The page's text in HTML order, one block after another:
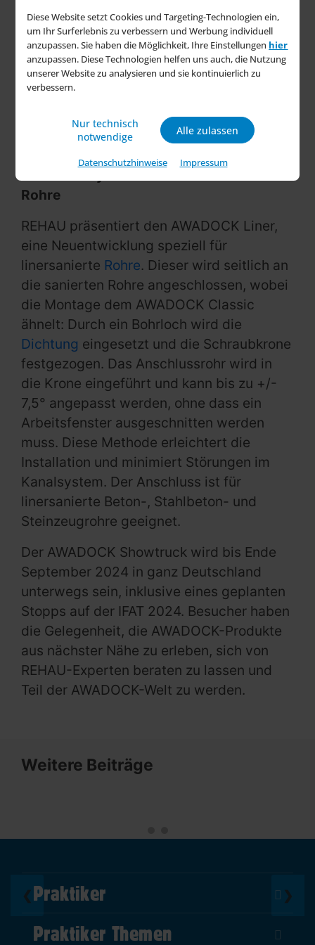
Diese Website setzt Cookies und Targeting-Technologien ein,
um Ihr Surferlebnis zu verbessern und Werbung individuell
anzupassen. Sie haben die Möglichkeit, Ihre Einstellungen hier
anzupassen. Diese Technologien helfen uns auch, die Nutzung
unserer Website zu analysieren und sie kontinuierlich zu
verbessern.
Nur technisch
notwendige
Alle zulassen
Datenschutzhinweise Impressum
Beton, Steinzeug und Verbundrohre.
Für die Kunden und Interessenten ist dies
eine praktische Erfahrung, bei der sie die
Produkte nicht nur anfassen und
montieren können. Direkt vor Ort können
sie Fragen an das erfahrene Team stellen.
Rohre
REHAU präsentiert den AWADOCK Liner,
eine Neuentwicklung speziell für
linersanierte Rohre. Dieser wird seitlich an
die sanierten Rohre angeschlossen, wobei
die Montage dem AWADOCK Classic
ähnelt: Durch ein Bohrloch wird die
Dichtung eingesetzt und die Schraubkrone
festgezogen. Das Anschlussrohr wird in
die Krone eingeführt und kann bis zu +/-
7,5° angepasst werden, ohne dass ein
Arbeitsfenster ausgeschnitten werden
muss. Diese Methode erleichtert die
Installation und minimiert Störungen im
Kanalsystem. Der Anschluss ist für
linersanierte Beton-, Stahlbeton- und
Steinzeugrohre geeignet.
Der AWADOCK Showtruck wird bis Ende
September 2024 in ganz Deutschland
unterwegs sein, inklusive eines geplanten
Stopps auf der IFAT 2024. Besucher haben
die Gelegenheit, die AWADOCK-Produkte
aus nächster Nähe zu erleben, sich von
REHAU-Experten beraten zu lassen und
Teil der AWADOCK-Welt zu werden.
Weitere Beiträge
❮ ❯
Praktiker
Über Uns
Praktiker Themen